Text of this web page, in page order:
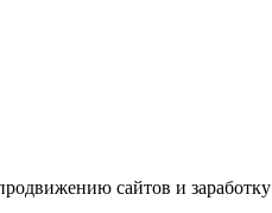
сайтов и заработку